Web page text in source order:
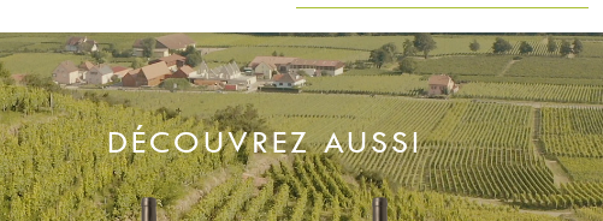
DÉCOUVREZ AUSSI